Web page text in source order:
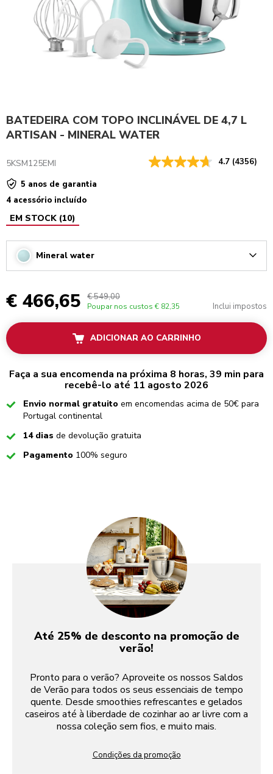
BATEDEIRA COM TOPO INCLINÁVEL DE 4,7 L
ARTISAN - MINERAL WATER
5KSM125EMI 4.7 (4356)
5 anos de garantia
4 acessório incluído
EM STOCK (10)
Mineral water
€ 466,65 € 549,00
Poupar nos custos € 82,35 Inclui impostos
ADICIONAR AO CARRINHO
Faça a sua encomenda na próxima 8 horas, 39 min para
recebê-lo até 11 agosto 2026
CheckedEnvio normal gratuito em encomendas acima de 50€ para
Portugal continental
Checked
14 dias de devolução gratuita
CheckedPagamento 100% seguro
Até 25% de desconto na promoção de
verão!
Pronto para o verão? Aproveite os nossos Saldos
de Verão para todos os seus essenciais de tempo
quente. Desde smoothies refrescantes e gelados
caseiros até à liberdade de cozinhar ao ar livre com a
nossa coleção sem fios, e muito mais.
Condições da promoção